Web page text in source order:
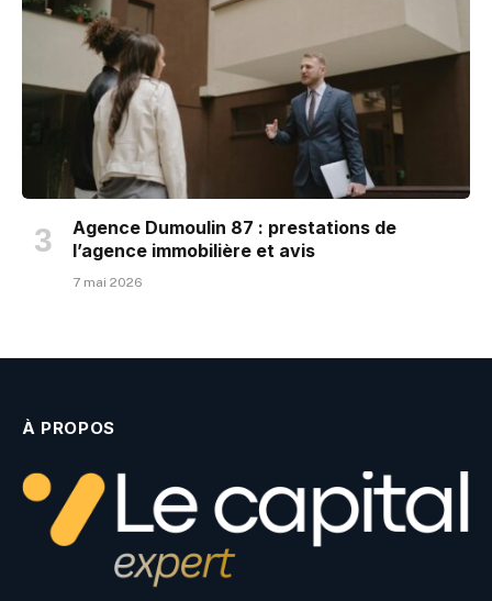
Agence Dumoulin 87 : prestations de
l’agence immobilière et avis
7 mai 2026
À PROPOS